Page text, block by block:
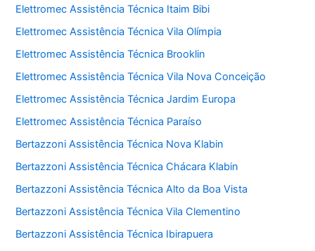
Elettromec Assistência Técnica Itaim Bibi
Elettromec Assistência Técnica Vila Olímpia
Elettromec Assistência Técnica Brooklin
Elettromec Assistência Técnica Vila Nova Conceição
Elettromec Assistência Técnica Jardim Europa
Elettromec Assistência Técnica Paraíso
Bertazzoni Assistência Técnica Nova Klabin
Bertazzoni Assistência Técnica Chácara Klabin
Bertazzoni Assistência Técnica Alto da Boa Vista
Bertazzoni Assistência Técnica Vila Clementino
Bertazzoni Assistência Técnica Ibirapuera